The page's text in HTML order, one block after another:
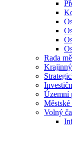
Rada
Územní
Volný